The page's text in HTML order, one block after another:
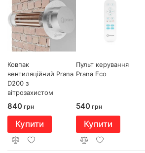
Ковпак
вентиляційний Prana
D200 з
вітрозахистом
840 грн
Купити
Пульт керування
Prana Eco
540 грн
Купити